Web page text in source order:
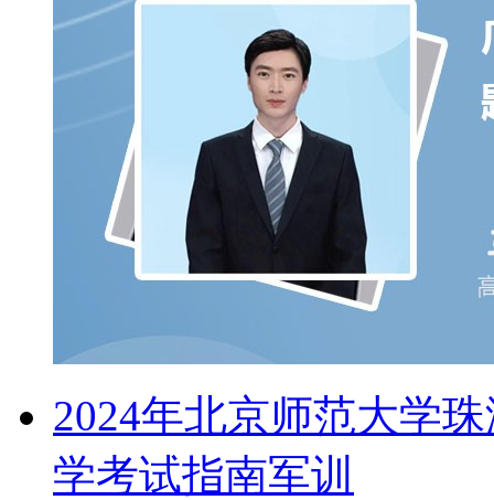
2024年北京师范大学
学考试指南军训